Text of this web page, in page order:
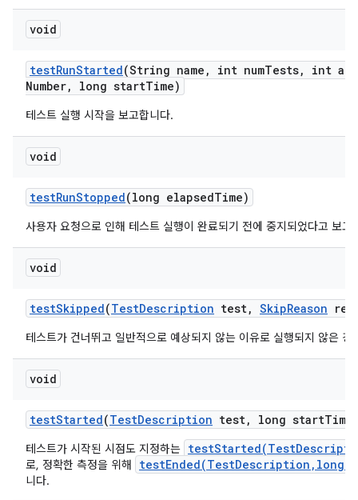
void
testRunStarted(String name , int numTests,
int
Number, long startTime)
테스트 실행 시작을 보고합니다.
void
testRunStopped(long elapsedTime)
사용자 요청으로 인해 테스트 실행이 완료되기 전에 중지되었다고 보고
void
testSkipped(TestDescription test, SkipReason
테스트가 건너뛰고 일반적으로 예상되지 않는 이유로 실행되지 않은 경
void
testStarted(TestDescription test, long start
테스트가 시작된 시점도 지정하는
로, 정확한 측정을 위해
니다.